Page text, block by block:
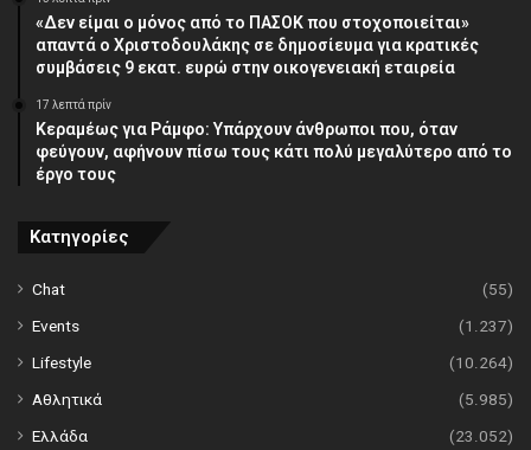
«Δεν είμαι ο μόνος από το ΠΑΣΟΚ που στοχοποιείται»
απαντά ο Χριστοδουλάκης σε δημοσίευμα για κρατικές
συμβάσεις 9 εκατ. ευρώ στην οικογενειακή εταιρεία
17 λεπτά πρίν
Κεραμέως για Ράμφο: Υπάρχουν άνθρωποι που, όταν
φεύγουν, αφήνουν πίσω τους κάτι πολύ μεγαλύτερο από το
έργο τους
Κατηγορίες
Chat
(55)
Events
(1.237)
Lifestyle
(10.264)
Αθλητικά
(5.985)
Ελλάδα
(23.052)